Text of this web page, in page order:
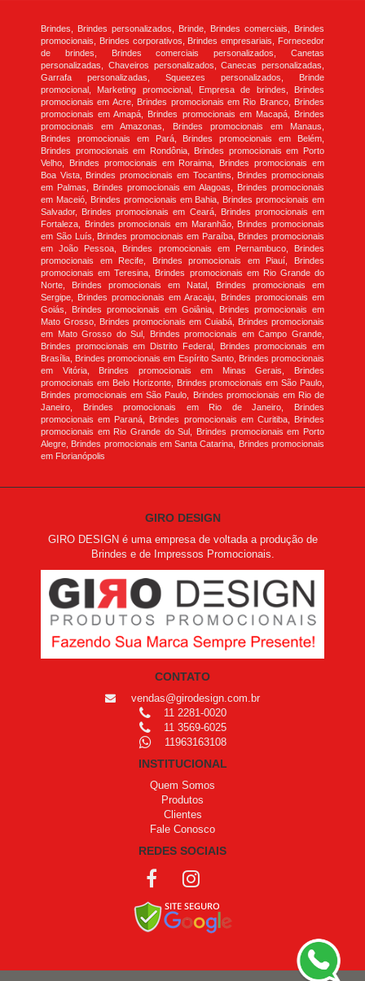
Brindes, Brindes personalizados, Brinde, Brindes comerciais, Brindes
promocionais, Brindes corporativos, Brindes empresariais, Fornecedor
de brindes, Brindes comerciais personalizados, Canetas
personalizadas, Chaveiros personalizados, Canecas personalizadas,
Garrafa personalizadas, Squeezes personalizados, Brinde
promocional, Marketing promocional, Empresa de brindes, Brindes
promocionais em Acre, Brindes promocionais em Rio Branco, Brindes
promocionais em Amapá, Brindes promocionais em Macapá, Brindes
promocionais em Amazonas, Brindes promocionais em Manaus,
Brindes promocionais em Pará, Brindes promocionais em Belém,
Brindes promocionais em Rondônia, Brindes promocionais em Porto
Velho, Brindes promocionais em Roraima, Brindes promocionais em
Boa Vista, Brindes promocionais em Tocantins, Brindes promocionais
em Palmas, Brindes promocionais em Alagoas, Brindes promocionais
em Maceió, Brindes promocionais em Bahia, Brindes promocionais em
Salvador, Brindes promocionais em Ceará, Brindes promocionais em
Fortaleza, Brindes promocionais em Maranhão, Brindes promocionais
em São Luís, Brindes promocionais em Paraíba, Brindes promocionais
em João Pessoa, Brindes promocionais em Pernambuco, Brindes
promocionais em Recife, Brindes promocionais em Piauí, Brindes
promocionais em Teresina, Brindes promocionais em Rio Grande do
Norte, Brindes promocionais em Natal, Brindes promocionais em
Sergipe, Brindes promocionais em Aracaju, Brindes promocionais em
Goiás, Brindes promocionais em Goiânia, Brindes promocionais em
Mato Grosso, Brindes promocionais em Cuiabá, Brindes promocionais
em Mato Grosso do Sul, Brindes promocionais em Campo Grande,
Brindes promocionais em Distrito Federal, Brindes promocionais em
Brasília, Brindes promocionais em Espírito Santo, Brindes promocionais
em Vitória, Brindes promocionais em Minas Gerais, Brindes
promocionais em Belo Horizonte, Brindes promocionais em São Paulo,
Brindes promocionais em São Paulo, Brindes promocionais em Rio de
Janeiro, Brindes promocionais em Rio de Janeiro, Brindes
promocionais em Paraná, Brindes promocionais em Curitiba, Brindes
promocionais em Rio Grande do Sul, Brindes promocionais em Porto
Alegre, Brindes promocionais em Santa Catarina, Brindes promocionais
em Florianópolis
GIRO DESIGN
GIRO DESIGN é uma empresa de voltada a produção de
Brindes e de Impressos Promocionais.
CONTATO
vendas@girodesign.com.br
11 2281-0020
11 3569-6025
11963163108
INSTITUCIONAL
Quem Somos
Produtos
Clientes
Fale Conosco
REDES SOCIAIS